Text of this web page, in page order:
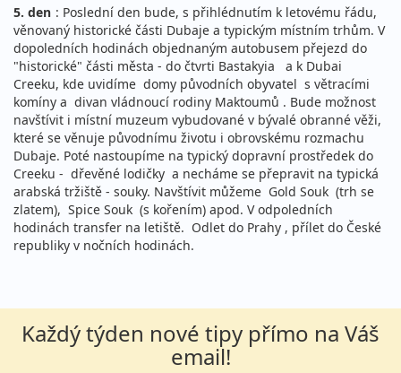
5. den : Poslední den bude, s přihlédnutím k letovému řádu,
věnovaný historické části Dubaje a typickým místním trhům. V
dopoledních hodinách objednaným autobusem přejezd do
"historické" části města - do čtvrti Bastakyia a k Dubai
Creeku, kde uvidíme domy původních obyvatel s větracími
komíny a divan vládnoucí rodiny Maktoumů . Bude možnost
navštívit i místní muzeum vybudované v bývalé obranné věži,
které se věnuje původnímu životu i obrovskému rozmachu
Dubaje. Poté nastoupíme na typický dopravní prostředek do
Creeku - dřevěné lodičky a necháme se přepravit na typická
arabská tržiště - souky. Navštívit můžeme Gold Souk (trh se
zlatem), Spice Souk (s kořením) apod. V odpoledních
hodinách transfer na letiště. Odlet do Prahy , přílet do České
republiky v nočních hodinách.
Každý týden nové tipy přímo na Váš
email!